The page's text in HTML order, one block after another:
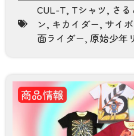
CUL-T, Tシャツ, さ
ン, キカイダー, サイ
面ライダー, 原始少年
商品情報